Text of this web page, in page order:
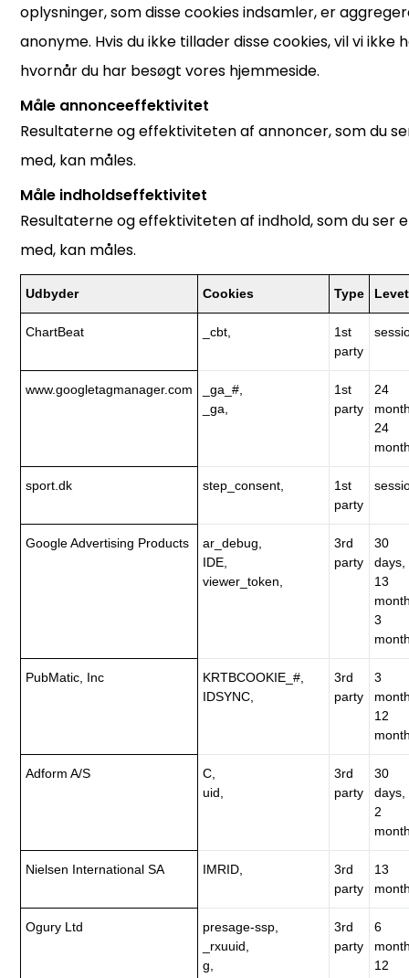
oplysninger, som disse cookies indsamler, er
anonyme. Hvis du ikke tillader disse cookies, vil vi ikke
hvornår du har besøgt vores hjemmeside.
Måle annonceeffektivitet
Resultaterne og effektiviteten af annoncer, som du
med, kan måles.
Måle indholdseffektivitet
Resultaterne og effektiviteten af indhold, som du ser
med, kan måles.
Udbyder Cookies Type
ChartBeat _cbt,
1st
party
www.googletagmanager.com
_ga_#,
_ga,
1st
party
24
24
sport.dk step_consent,
1st
party
Google Advertising Products
ar_debug,
IDE,
viewer_token,
3rd
party
30
days,
13
3
PubMatic, Inc
KRTBCOOKIE_#,
IDSYNC,
3rd
party
3
12
Adform A/S
C,
uid,
3rd
party
30
days,
2
Nielsen International SA IMRID,
3rd
party
13
Ogury Ltd
presage-ssp,
_rxuuid,
g,
3rd
party
6
12